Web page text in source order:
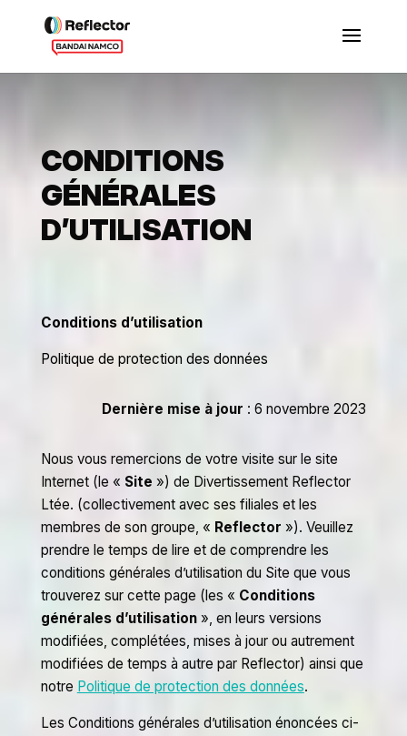
CONDITIONS
GÉNÉRALES
D’UTILISATION
Conditions d’utilisation
Politique de protection des données
Dernière mise à jour : 6 novembre 2023
Nous vous remercions de votre visite sur le site
Internet (le « Site ») de Divertissement Reflector
Ltée. (collectivement avec ses filiales et les
membres de son groupe, « Reflector »). Veuillez
prendre le temps de lire et de comprendre les
conditions générales d’utilisation du Site que vous
trouverez sur cette page (les « Conditions
générales d’utilisation», en leurs versions
modifiées, complétées, mises à jour ou autrement
modifiées de temps à autre par Reflector) ainsi que
notre Politique de protection des données.
Les Conditions générales d’utilisation énoncées ci-